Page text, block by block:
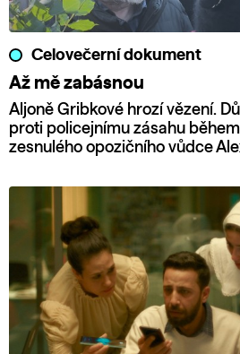
Celovečerní dokument
Až mě zabásnou
Aljoně Gribkové hrozí vězení.
proti policejnímu zásahu
zesnulého opozičního vůdce